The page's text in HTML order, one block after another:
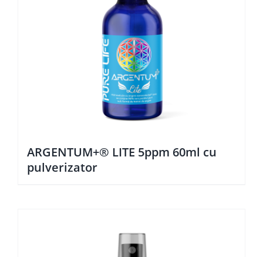
ARGENTUM+® LITE 5ppm 60ml cu
pulverizator